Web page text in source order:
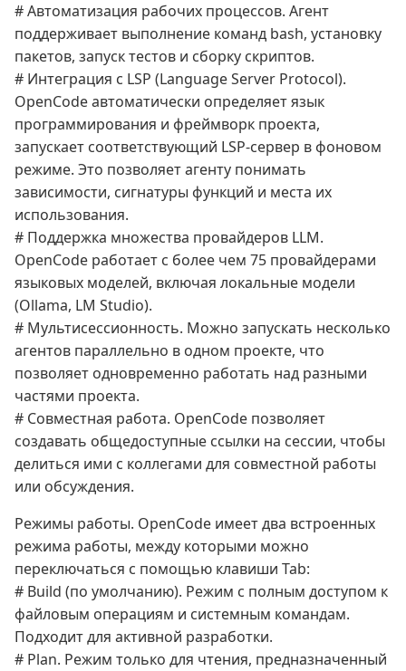
# Автоматизация рабочих процессов. Агент
поддерживает выполнение команд bash, установку
пакетов, запуск тестов и сборку скриптов.
# Интеграция с LSP (Language Server Protocol).
OpenCode автоматически определяет язык
программирования и фреймворк проекта,
запускает соответствующий LSP-сервер в фоновом
режиме. Это позволяет агенту понимать
зависимости, сигнатуры функций и места их
использования.
# Поддержка множества провайдеров LLM.
OpenCode работает с более чем 75 провайдерами
языковых моделей, включая локальные модели
(Ollama, LM Studio).
# Мультисессионность. Можно запускать несколько
агентов параллельно в одном проекте, что
позволяет одновременно работать над разными
частями проекта.
# Совместная работа. OpenCode позволяет
создавать общедоступные ссылки на сессии, чтобы
делиться ими с коллегами для совместной работы
или обсуждения.
Режимы работы. OpenCode имеет два встроенных
режима работы, между которыми можно
переключаться с помощью клавиши Tab:
# Build (по умолчанию). Режим с полным доступом к
файловым операциям и системным командам.
Подходит для активной разработки.
# Plan. Режим только для чтения, предназначенный